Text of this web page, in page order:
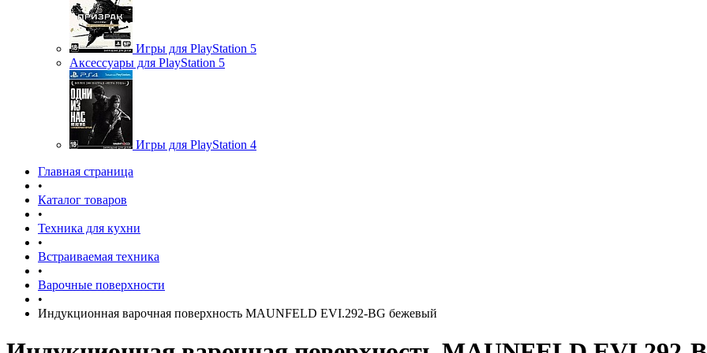
Игры для PlayStation 5
Аксессуары для PlayStation 5
Игры для PlayStation 4
Главная страница
•
Каталог товаров
•
Техника для кухни
•
Встраиваемая техника
•
Варочные поверхности
•
Индукционная варочная поверхность MAUNFELD EVI.292-BG бежевый